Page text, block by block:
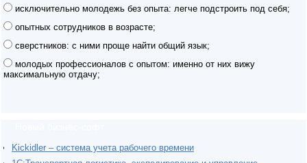
исключительно молодежь без опыта: легче подстроить под себя;
опытных сотрудников в возрасте;
сверстников: с ними проще найти общий язык;
молодых профессионалов с опытом: именно от них вижу
максимальную отдачу;
Kickidler – система учета рабочего времени